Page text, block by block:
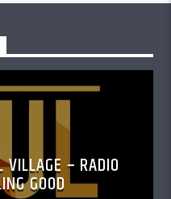
VILLAGE – RADIO
GOOD